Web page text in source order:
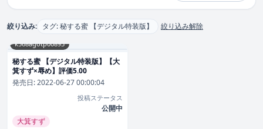
絞り込み: タグ: 秘する蜜 【デジタル特装版】 絞り込み解除
k568agotp00893
秘する蜜 【デジタル特装版】【大
箕すず×辱め】評価5.00
発売日:2022-06-27 00:00:04
投稿ステータス
公開中
大箕すず